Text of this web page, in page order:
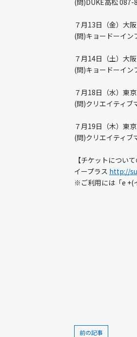
(問)DUKE高松 087-
７月13日（金）大
(問)キョードーイ
７月14日（土）大
(問)キョードーイ
７月18日（水）東
(問)クリエイティ
７月19日（木）東
(問)クリエイティ
【チケットについ
イープラス http://
※ご利用には「e +(
前の記事